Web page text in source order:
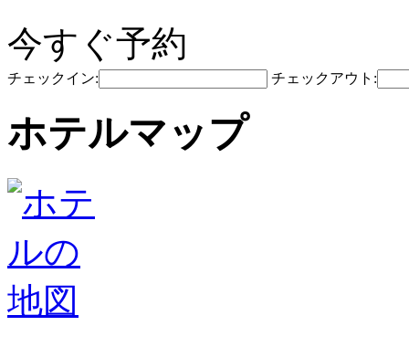
今すぐ予約
チェックイン: チェックアウト:
ホテルマップ